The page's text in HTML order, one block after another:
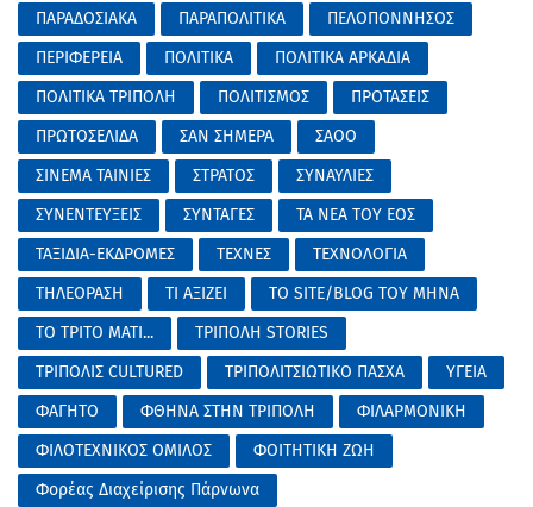
ΠΑΡΑΔΟΣΙΑΚΑ
ΠΑΡΑΠΟΛΙΤΙΚΑ
ΠΕΛΟΠΟΝΝΗΣΟΣ
ΠΕΡΙΦΕΡΕΙΑ
ΠΟΛΙΤΙΚΑ
ΠΟΛΙΤΙΚΑ ΑΡΚΑΔΙΑ
ΠΟΛΙΤΙΚΑ ΤΡΙΠΟΛΗ
ΠΟΛΙΤΙΣΜΟΣ
ΠΡΟΤΑΣΕΙΣ
ΠΡΩΤΟΣΕΛΙΔΑ
ΣΑΝ ΣΗΜΕΡΑ
ΣΑΟΟ
ΣΙΝΕΜΑ ΤΑΙΝΙΕΣ
ΣΤΡΑΤΟΣ
ΣΥΝΑΥΛΙΕΣ
ΣΥΝΕΝΤΕΥΞΕΙΣ
ΣΥΝΤΑΓΕΣ
ΤΑ ΝΕΑ ΤΟΥ ΕΟΣ
ΤΑΞΙΔΙΑ-ΕΚΔΡΟΜΕΣ
ΤΕΧΝΕΣ
ΤΕΧΝΟΛΟΓΙΑ
ΤΗΛΕΟΡΑΣΗ
ΤΙ ΑΞΙΖΕΙ
ΤΟ SITE/BLOG ΤΟΥ ΜΗΝΑ
ΤΟ ΤΡΙΤΟ ΜΑΤΙ...
ΤΡΙΠΟΛΗ STORIES
ΤΡΙΠΟΛΙΣ CULTURED
ΤΡΙΠΟΛΙΤΣΙΩΤΙΚΟ ΠΑΣΧΑ
ΥΓΕΙΑ
ΦΑΓΗΤΟ
ΦΘΗΝΑ ΣΤΗΝ ΤΡΙΠΟΛΗ
ΦΙΛΑΡΜΟΝΙΚΗ
ΦΙΛΟΤΕΧΝΙΚΟΣ ΟΜΙΛΟΣ
ΦΟΙΤΗΤΙΚΗ ΖΩΗ
Φορέας Διαχείρισης Πάρνωνα